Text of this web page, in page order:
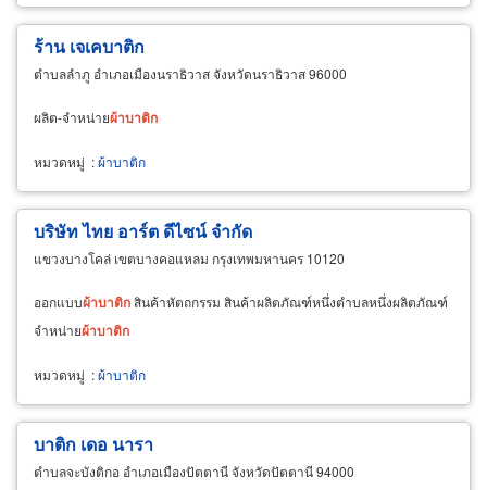
ร้าน เจเคบาติก
ตำบลลำภู อำเภอเมืองนราธิวาส จังหวัดนราธิวาส 96000
ผลิต-จำหน่ายผ้าบาติก
หมวดหมู่ :ผ้าบาติก
บริษัท ไทย อาร์ต ดีไซน์ จำกัด
แขวงบางโคล่ เขตบางคอแหลม กรุงเทพมหานคร 10120
ออกแบบผ้าบาติกสินค้าหัตถกรรม สินค้าผลิตภัณฑ์หนึ่งตำบลหนึ่งผลิตภัณฑ์
จำหน่ายผ้าบาติก
หมวดหมู่ :ผ้าบาติก
บาติก เดอ นารา
ตำบลจะบังติกอ อำเภอเมืองปัตตานี จังหวัดปัตตานี 94000